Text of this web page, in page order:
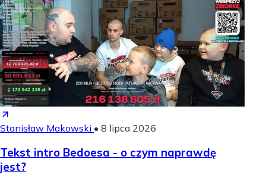
Stanisław Makowski • 8 lipca 2026
Tekst intro Bedoesa - o czym naprawdę
jest?